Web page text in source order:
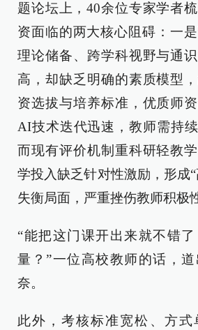
题论坛上，40余位专家学者
资面临的两大核心阻碍：一
理论储备、跨学科视野与通
高，却缺乏明确的素质模型
资选拔与培养标准，优质师
AI技术迭代迅速，教师需持
而现有评价机制重科研轻教
学投入缺乏针对性激励，形成
失衡局面，严重挫伤教师积极
“能把这门课开出来就不错
量？”一位高校教师的话，
奈。
此外，考核标准宽松、方式